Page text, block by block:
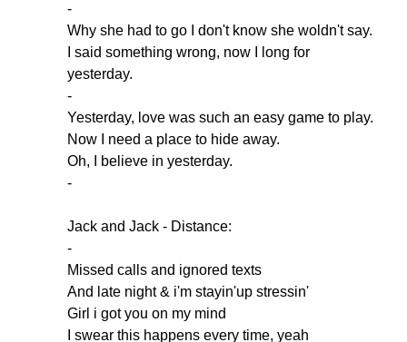
-
Why she had to go don't know she woldn't say.
said something wrong, now long for
yesterday.
-
Yesterday, love was such an easy game to play.
Now
need a place to hide away.
Oh, believe in yesterday.
-
Jack and Jack - Distance:
-
Missed calls and ignored texts
And late night& i'm stayin'up stressin'
Girl i got you on my mind
swear this happens every time, yeah